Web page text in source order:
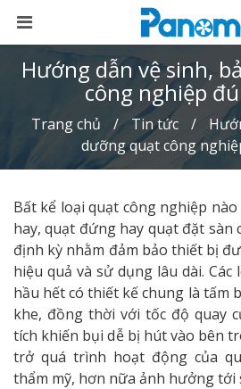
Hướng dẫn vệ sinh,
công nghiệp
Trang chủ Tin tức
dưỡng quạt công
Bất kể loại quạt công nghiệp
hay, quạt đứng hay quạt đặt sàn
định kỳ nhằm đảm bảo thiết bị
hiệu quả và sử dụng lâu dài. Các
hầu hết có thiết kế chung là tấm
khe, đồng thời với tốc độ quay
tích khiến bụi dễ bị hút vào bên
trở quá trình hoạt động của
thẩm mỹ, hơn nữa ảnh hưởng tới